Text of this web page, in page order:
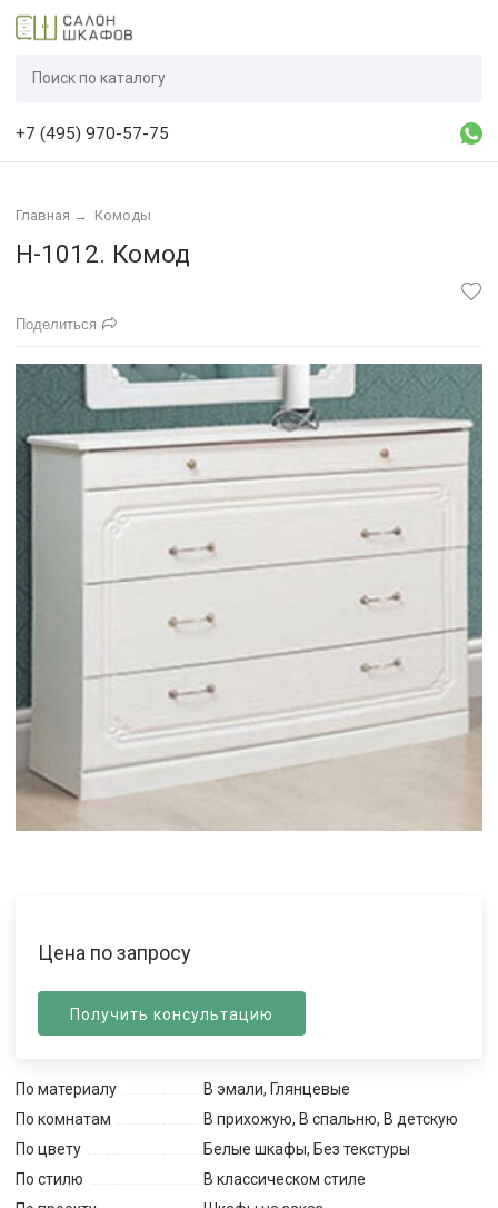
+7 (495) 970-57-75
Главная → Комоды
Н-1012. Комод
Поделиться
Цена по запросу
Получить консультацию
По материалу
В эмали, Глянцевые
По комнатам
В прихожую, В спальню, В детскую
По цвету
Белые шкафы, Без текстуры
По стилю
В классическом стиле